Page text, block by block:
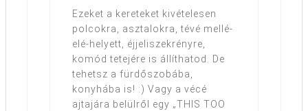
Ezeket a kereteket kivételesen
polcokra, asztalokra, tévé mellé-
elé-helyett, éjjeliszekrényre,
komód tetejére is állíthatod. De
tehetsz a fürdőszobába,
konyhába is! :) Vagy a vécé
ajtajára belülről egy „THIS TOO